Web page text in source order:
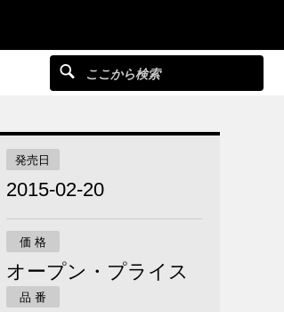
発売日
2015-02-20
価 格
オープン・プライス
品 番